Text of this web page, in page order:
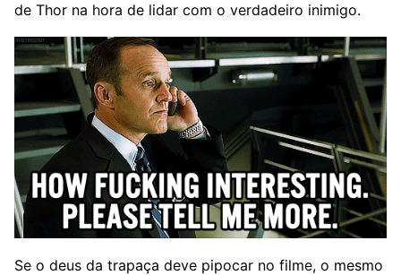
de Thor na hora de lidar com o verdadeiro inimigo.
Se o deus da trapaça deve pipocar no filme, o mesmo